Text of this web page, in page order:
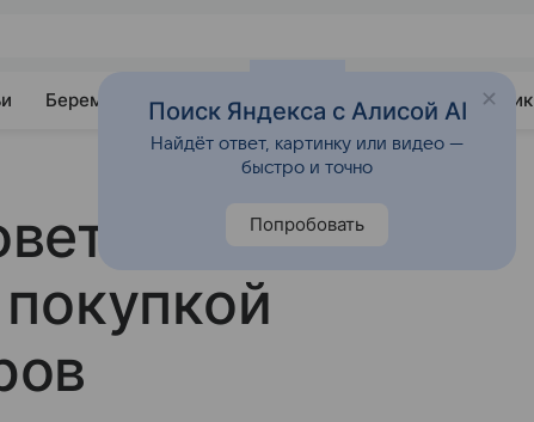
Беременность Развитие Почемучка Учебник
Поиск Яндекса с Алисой AI
Найдёт ответ, картинку или видео —
быстро и точно
Попробовать